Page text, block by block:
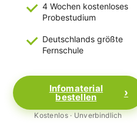
4 Wochen kostenloses
Probestudium
Deutschlands größte
Fernschule
Infomaterial
bestellen
Kostenlos · Unverbindlich